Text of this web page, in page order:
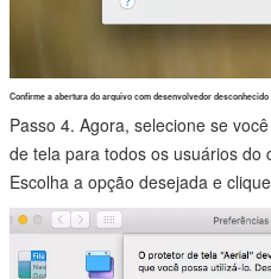
Confirme a abertura do arquivo com desenvolvedor
Passo 4. Agora, selecione se
de tela para todos os usuários do
Escolha a opção desejada e